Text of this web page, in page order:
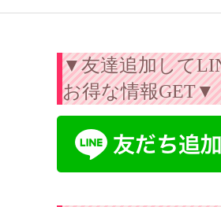
▼友達追加して
お得な情報GET▼